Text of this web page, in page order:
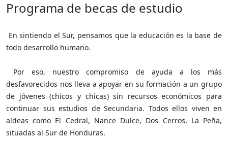
Programa de becas de estudio
En sintiendo el Sur, pensamos que la educación es la base de
todo desarrollo humano.
Por eso, nuestro compromiso de ayuda a los más
desfavorecidos nos lleva a apoyar en su formación a un grupo
de jóvenes (chicos y chicas) sin recursos económicos para
continuar sus estudios de Secundaria. Todos ellos viven en
aldeas como El Cedral, Nance Dulce, Dos Cerros, La Peña,
situadas al Sur de Honduras.